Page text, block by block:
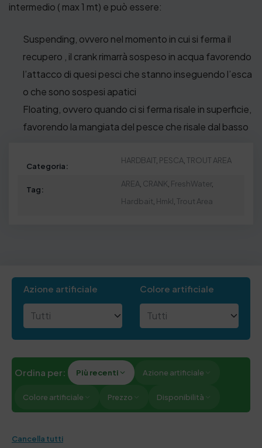
intermedio ( max 1 mt) e può essere:
Suspending, ovvero nel momento in cui si ferma il
recupero , il crank rimarrà sospeso in acqua favorendo
l’attacco di quesi pesci che stanno inseguendo l’esca
o che sono sospesi apatici
Floating, ovvero quando ci si ferma risale in superficie,
favorendo la mangiata del pesce che risale dal basso
Categoria:
HARDBAIT, PESCA, TROUT AREA
Tag:
AREA, CRANK FreshWater,
Hardbait Hmkl Trout Area
Azione artificiale Colore artificiale
Ordina per: Più recenti Azione artificiale
Colore artificiale Prezzo Disponibilità
Cancella tutti